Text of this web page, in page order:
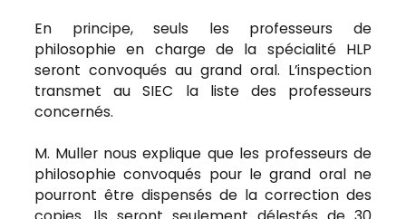
En principe, seuls les professeurs de
philosophie en charge de la spécialité HLP
seront convoqués au grand oral. L’inspection
transmet au SIEC la liste des professeurs
concernés.
M. Muller nous explique que les professeurs de
philosophie convoqués pour le grand oral ne
pourront être dispensés de la correction des